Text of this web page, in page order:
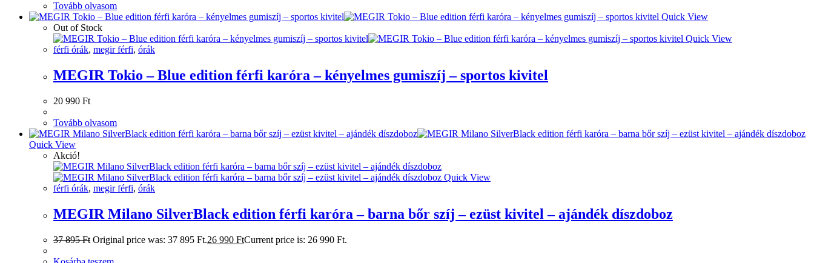
Tovább olvasom
Quick View
Out of Stock
Quick View
férfi órák, megir férfi, órák
MEGIR Tokio – Blue edition férfi karóra – kényelmes gumiszíj – sportos kivitel
20 990 Ft
Tovább olvasom
Quick View
Akció!
Quick View
férfi órák, megir férfi, órák
MEGIR Milano SilverBlack edition férfi karóra – barna bőr szíj – ezüst kivitel – ajándék díszdoboz
37 895Ft Original price was: 37 895 Ft.26 990 FtCurrent price is: 26 990 Ft.